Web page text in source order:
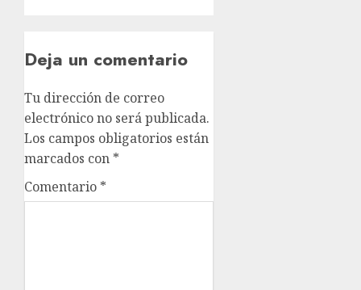
Deja un comentario
Tu dirección de correo
electrónico no será publicada.
Los campos obligatorios están
marcados con *
Comentario *